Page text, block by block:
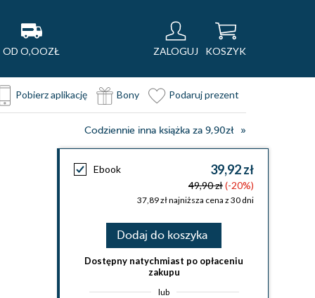
OD O,OOZŁ ZALOGUJ KOSZYK
Pobierz aplikację Bony Podaruj prezent
Codziennie inna książka za 9,90zł
Ebook 39,92 zł
49,90 zł(-20%)
37,89 zł najniższa cena z 30 dni
Dodaj do koszyka
Dostępny natychmiast po opłaceniu
zakupu
lub